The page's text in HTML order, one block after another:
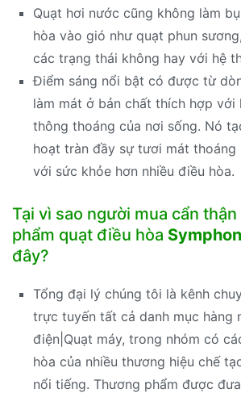
Quạt hơi nước cũng không làm
hòa vào gió như quạt phun
các trạng thái không hay với hệ
Điểm sáng nổi bật có được từ
làm mát ở bản chất thích hợp với
thông thoáng của nơi sống. Nó
hoạt tràn đầy sự tươi mát
với sức khỏe hơn nhiều điều hòa.
Tại vì sao người mua cẩn
phẩm quạt điều hòa
đây?
Tổng đại lý chúng tôi là kênh
trực tuyến tất cả danh mục hàng
điện|Quạt máy, trong nhóm có
hòa của nhiều thương hiệu chế
nổi tiếng. Thương phẩm được